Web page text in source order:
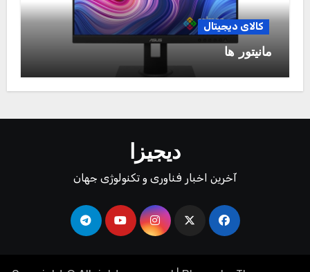
کالای دیجیتال
مانیتور ها
دیجیزا
آخرین اخبار فناوری و تکنولوژی جهان